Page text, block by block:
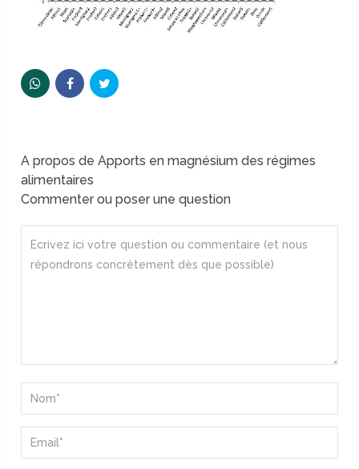
A propos de Apports en magnésium des régimes
alimentaires
Commenter ou poser une question